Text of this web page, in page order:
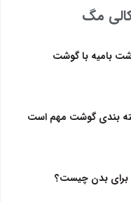
مگ
بامیه با گوشت